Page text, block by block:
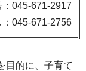
：045-671-2917
：045-671-2756
目的に、子育て